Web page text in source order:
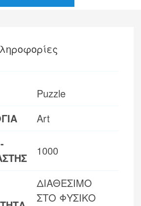
Puzzle
Art
1000
ΔΙΑΘΕΣΙΜΟ
ΣΤΟ ΦΥΣΙΚΟ